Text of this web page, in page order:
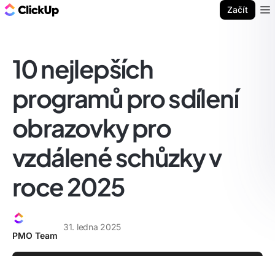
Začít
10 nejlepších
programů pro sdílení
obrazovky pro
vzdálené schůzky v
roce 2025
PMO Team
31. ledna 2025